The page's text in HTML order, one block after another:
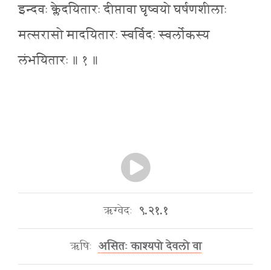
इन्दवः क्लेदयितारः दीप्तावा घृष्वयो घर्षणशीलाः
मत्सरासो मादयितारः स्वर्विदः स्वर्लोकस्य
लंभयितारः ॥ १ ॥
ऋग्वेदः ९.२१.१
ऋषिः असितः काश्यपो देवलो वा